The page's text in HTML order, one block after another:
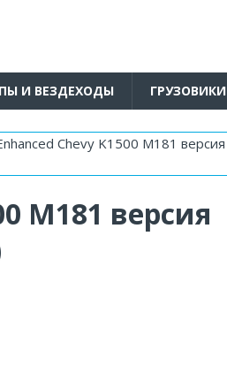
И ВЕЗДЕХОДЫ ГРУЗОВИКИ
Chevy K1500 M181 версия
M181 версия